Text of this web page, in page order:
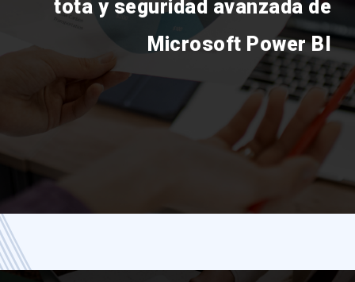
tota y seguridad avanzada de
Microsoft Power BI